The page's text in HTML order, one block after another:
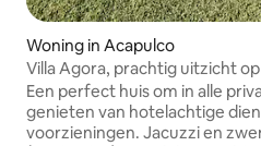
Woning in Acapulco
Villa Agora, prachtig uitzicht
van Acapulco
Een perfect huis om in alle
genieten van hotelachtige
voorzieningen. Jacuzzi en zwembad